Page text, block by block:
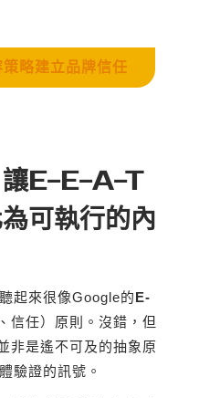
略建立品牌信任
讓E-E-A-T
可執行的內
起來很像Google的E-
信任）原則。沒錯，但
非是遙不可及的抽象原
驗證的訊號。